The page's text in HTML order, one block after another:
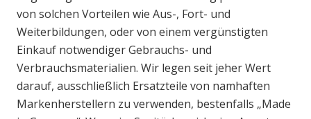
von solchen Vorteilen wie Aus-, Fort- und
Weiterbildungen, oder von einem vergünstigten
Einkauf notwendiger Gebrauchs- und
Verbrauchsmaterialien. Wir legen seit jeher Wert
darauf, ausschließlich Ersatzteile von namhaften
Markenherstellern zu verwenden, bestenfalls „Made